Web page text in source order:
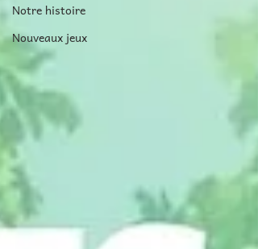
Notre histoire
Nouveaux jeux